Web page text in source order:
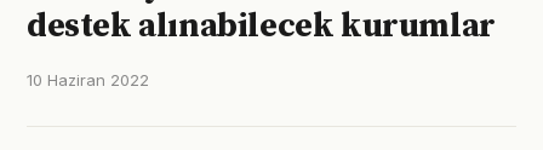
destek alınabilecek kurumlar
10 Haziran 2022